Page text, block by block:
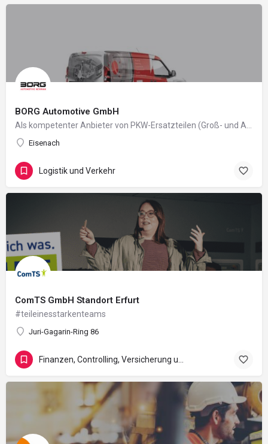
BORG Automotive GmbH
Eisenach
Logistik und Verkehr
ComTS GmbH Standort Erfurt
#teileinesstarkenteams
Juri-Gagarin-Ring 86